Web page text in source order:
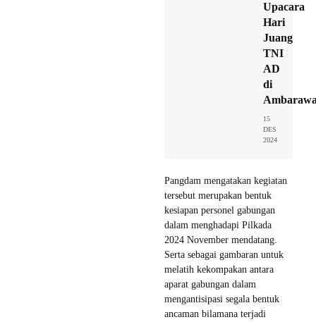
Upacara
Hari
Juang
TNI
AD
di
15
DES
2024
Pangdam mengatakan kegiatan
tersebut merupakan bentuk
kesiapan personel gabungan
dalam menghadapi Pilkada
2024 November mendatang.
Serta sebagai gambaran untuk
melatih kekompakan antara
aparat gabungan dalam
mengantisipasi segala bentuk
ancaman bilamana terjadi